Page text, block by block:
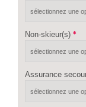
Non-skieur(s)
Assurance